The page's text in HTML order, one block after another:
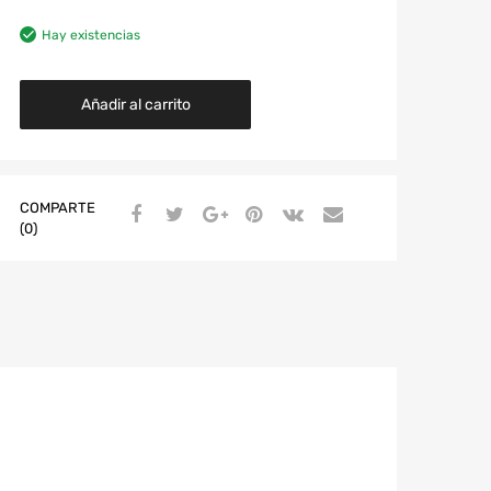
Hay existencias
Añadir al carrito
COMPARTE
(0)